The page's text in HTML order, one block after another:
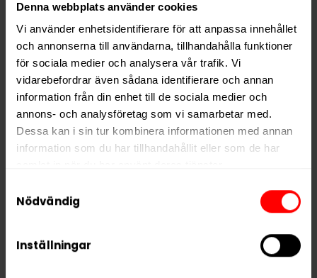
Denna webbplats använder cookies
Vi använder enhetsidentifierare för att anpassa innehållet
och annonserna till användarna, tillhandahålla funktioner
för sociala medier och analysera vår trafik. Vi
vidarebefordrar även sådana identifierare och annan
information från din enhet till de sociala medier och
annons- och analysföretag som vi samarbetar med.
Dessa kan i sin tur kombinera informationen med annan
information som du har tillhandahållit eller som de har
We work with
who may receive and
Nödvändig
Inställningar
KÖP KÖP
Oden’s Lakrits Lös
Skruf No. 08 Fresh